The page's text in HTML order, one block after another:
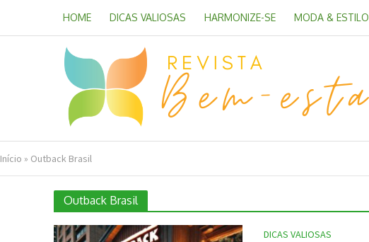
HOME DICAS VALIOSAS HARMONIZE-SE MODA & ESTILO
Início » Outback Brasil
Outback Brasil
DICAS VALIOSAS